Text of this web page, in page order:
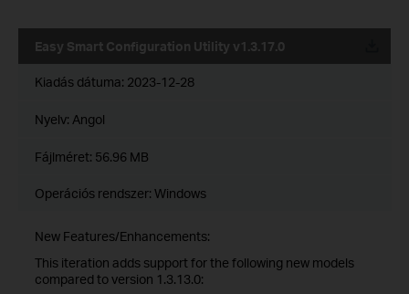
Easy Smart Configuration Utility v1.3.17.0
Kiadás dátuma: 2023-12-28
Nyelv: Angol
Fájlméret: 56.96 MB
Operációs rendszer: Windows
New Features/Enhancements:
This iteration adds support for the following new models
compared to version 1.3.13.0: